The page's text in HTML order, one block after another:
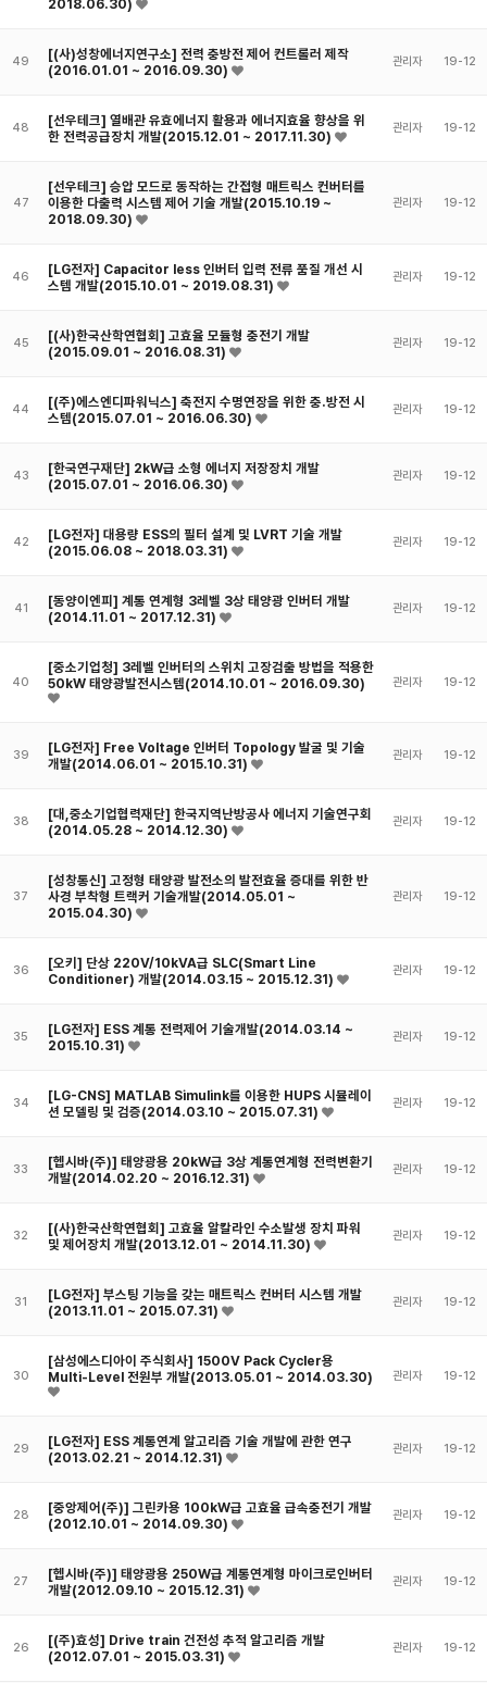
2018.06.30)
49
[(사)성창에너지연구소] 전력 충방전 제어 컨트롤러 제작
(2016.01.01 ~ 2016.09.30)
관리자 19-12
48
[선우테크] 열배관 유효에너지 활용과 에너지효율 향상을 위
한 전력공급장치 개발(2015.12.01 ~ 2017.11.30)
관리자 19-12
47
[선우테크] 승압 모드로 동작하는 간접형 매트릭스 컨버터를
이용한 다출력 시스템 제어 기술 개발(2015.10.19 ~
2018.09.30)
관리자 19-12
46
[LG전자] Capacitor less 인버터 입력 전류 품질 개선 시
스템 개발(2015.10.01 ~ 2019.08.31)
관리자 19-12
45
[(사)한국산학연협회] 고효율 모듈형 충전기 개발
(2015.09.01 ~ 2016.08.31)
관리자 19-12
44
[(주)에스엔디파워닉스] 축전지 수명연장을 위한 충.방전 시
스템(2015.07.01 ~ 2016.06.30)
관리자 19-12
43
[한국연구재단] 2kW급 소형 에너지 저장장치 개발
(2015.07.01 ~ 2016.06.30)
관리자 19-12
42
[LG전자] 대용량 ESS의 필터 설계 및 LVRT 기술 개발
(2015.06.08 ~ 2018.03.31)
관리자 19-12
41
[동양이엔피] 계통 연계형 3레벨 3상 태양광 인버터 개발
(2014.11.01 ~ 2017.12.31)
관리자 19-12
40
[중소기업청] 3레벨 인버터의 스위치 고장검출 방법을 적용한
50kW 태양광발전시스템(2014.10.01 ~ 2016.09.30)
관리자 19-12
39
[LG전자] Free Voltage 인버터 Topology 발굴 및 기술
개발(2014.06.01 ~ 2015.10.31)
관리자 19-12
38
[대,중소기업협력재단] 한국지역난방공사 에너지 기술연구회
(2014.05.28 ~ 2014.12.30)
관리자 19-12
37
[성창통신] 고정형 태양광 발전소의 발전효율 증대를 위한 반
사경 부착형 트랙커 기술개발(2014.05.01 ~
2015.04.30)
관리자 19-12
36
[오키] 단상 220V/10kVA급 SLC(Smart Line
Conditioner) 개발(2014.03.15 ~ 2015.12.31)
관리자 19-12
35
[LG전자] ESS 계통 전력제어 기술개발(2014.03.14 ~
2015.10.31)
관리자 19-12
34
[LG-CNS] MATLAB Simulink를 이용한 HUPS 시뮬레이
션 모델링 및 검증(2014.03.10 ~ 2015.07.31)
관리자 19-12
33
[헵시바(주)] 태양광용 20kW급 3상 계통연계형 전력변환기
개발(2014.02.20 ~ 2016.12.31)
관리자 19-12
32
[(사)한국산학연협회] 고효율 알칼라인 수소발생 장치 파워
및 제어장치 개발(2013.12.01 ~ 2014.11.30)
관리자 19-12
31
[LG전자] 부스팅 기능을 갖는 매트릭스 컨버터 시스템 개발
(2013.11.01 ~ 2015.07.31)
관리자 19-12
30
[삼성에스디아이 주식회사] 1500V Pack Cycler용
Multi-Level 전원부 개발(2013.05.01 ~ 2014.03.30)
관리자 19-12
29
[LG전자] ESS 계통연계 알고리즘 기술 개발에 관한 연구
(2013.02.21 ~ 2014.12.31)
관리자 19-12
28
[중앙제어(주)] 그린카용 100kW급 고효율 급속충전기 개발
(2012.10.01 ~ 2014.09.30)
관리자 19-12
27
[헵시바(주)] 태양광용 250W급 계통연계형 마이크로인버터
개발(2012.09.10 ~ 2015.12.31)
관리자 19-12
26
[(주)효성] Drive train 건전성 추적 알고리즘 개발
(2012.07.01 ~ 2015.03.31)
관리자 19-12